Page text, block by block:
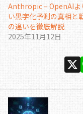
Anthropic – OpenAIよ
い黒字化予測の真相と
の違いを徹底解説
2025年11月12日